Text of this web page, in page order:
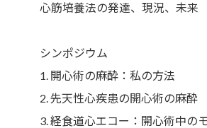
心筋培養法の発達、現況、未来
シンポジウム
1. 開心術の麻酔：私の方法
2. 先天性心疾患の開心術の麻酔
3. 経食道心エコー：開心術中の